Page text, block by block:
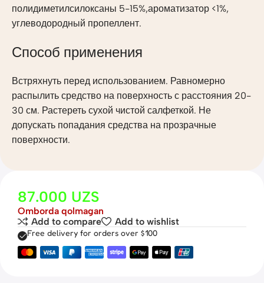
полидиметилсилоксаны 5-15%,ароматизатор <1%,
углеводородный пропеллент.
Способ применения
Встряхнуть перед использованием. Равномерно
распылить средство на поверхность с расстояния 20-
30 см. Растереть сухой чистой салфеткой. Не
допускать попадания средства на прозрачные
поверхности.
87.000 UZS
Omborda qolmagan
Add to compare
Add to wishlist
Free delivery for orders over $100